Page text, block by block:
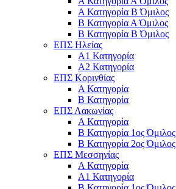
Α Κατηγορία Β Όμιλος
Β Κατηγορία Α Όμιλος
Β Κατηγορία Β Όμιλος
ΕΠΣ Ηλείας
Α1 Κατηγορία
Α2 Κατηγορία
ΕΠΣ Κορινθίας
Α Κατηγορία
Β Κατηγορία
ΕΠΣ Λακωνίας
Α Κατηγορία
Β Κατηγορία 1ος Όμιλος
Β Κατηγορία 2ος Όμιλος
ΕΠΣ Μεσσηνίας
Α Κατηγορία
Α1 Κατηγορία